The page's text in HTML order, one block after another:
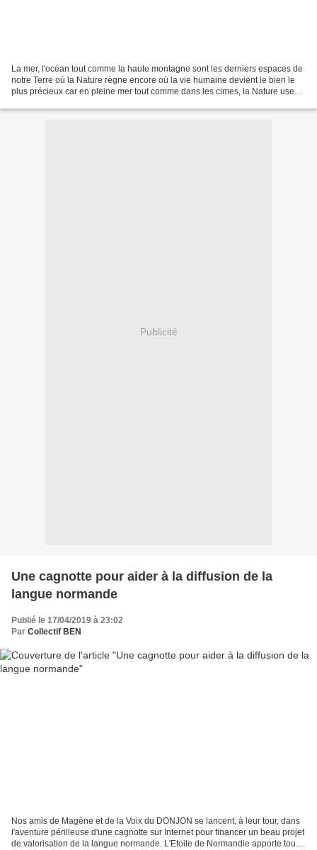
La mer, l'océan tout comme la haute montagne sont les derniers espaces de
notre Terre où la Nature règne encore où la vie humaine devient le bien le
plus précieux car en pleine mer tout comme dans les cimes, la Nature use
Publicité
Une cagnotte pour aider à la diffusion de la
langue normande
Publié le 17/04/2019 à 23:02
Par Collectif BEN
Nos amis de Magène et de la Voix du DONJON se lancent, à leur tour, dans
l'aventure périlleuse d'une cagnotte sur Internet pour financer un beau projet
de valorisation de la langue normande. L'Etoile de Normandie apporte tout